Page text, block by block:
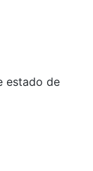
estado de